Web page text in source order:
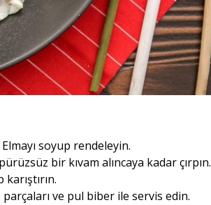
Elmayı soyup rendeleyin.
bir kıvam alıncaya kadar çırpın.
ve pul biber ile servis edin.